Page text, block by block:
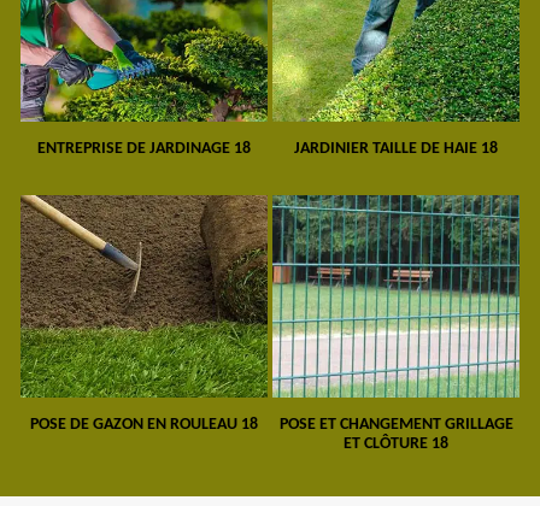
ENTREPRISE DE JARDINAGE 18 JARDINIER TAILLE DE HAIE 18
POSE DE GAZON EN ROULEAU 18
POSE ET CHANGEMENT GRILLAGE
ET CLÔTURE 18